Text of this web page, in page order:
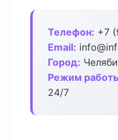
Телефон: +7
Email:
Город:
Режим
24/7